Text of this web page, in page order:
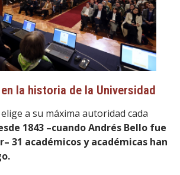
la historia de la Universidad
a su máxima autoridad cada
1843 –cuando Andrés Bello fue
31 académicos y académicas han